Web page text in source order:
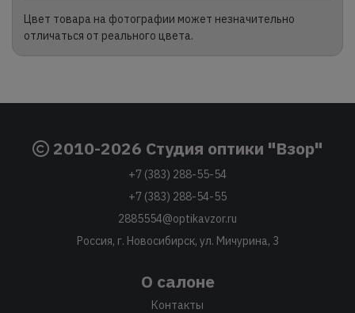
Цвет товара на фотографии может незначительно
отличаться от реального цвета.
2010-2026 Студия оптики "Взор"
+7 (383) 288-55-54
+7 (383) 288-54-55
2885554@optikavzor.ru
Россия, г. Новосибирск, ул. Мичурина, 3
О салоне
Контакты